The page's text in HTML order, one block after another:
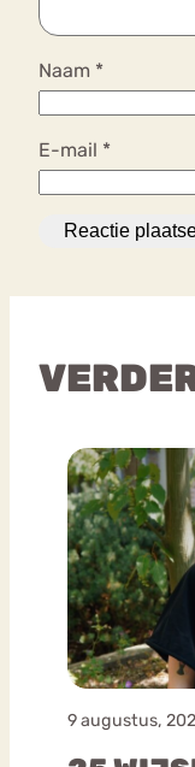
Naam *
E-mail *
9 augustus,